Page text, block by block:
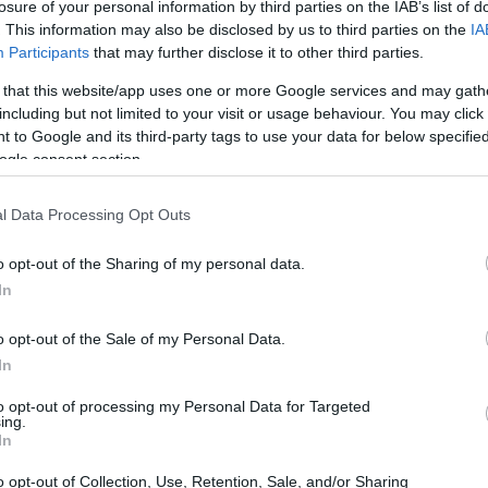
of your personal information by third parties on the IAB’s list of
This information may also be disclosed by us to third parties on the
Participants that may further disclose it to other third parties.
that this website/app uses one or more Google services and may
but not limited to your visit or usage behaviour. You may
to Google and its third-party tags to use your data for below
consent section.
Data Processing Opt Outs
opt-out of the Sharing of my personal data.
opt-out of the Sale of my Personal Data.
opt-out of processing my Personal Data for Targeted
opt-out of Collection, Use, Retention, Sale, and/or Sharing
la autorización europea para
el Covid-19 en los niños